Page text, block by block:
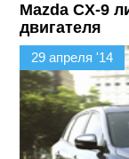
Mazda CX-9
двигателя
29 апреля '14